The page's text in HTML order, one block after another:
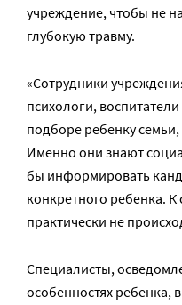
учреждение, чтобы не
глубокую травму.
«Сотрудники
психологи,
подборе ребенку
Именно они знают
бы информировать
конкретного ребенка.
практически не
Специалисты,
особенностях ребенка,